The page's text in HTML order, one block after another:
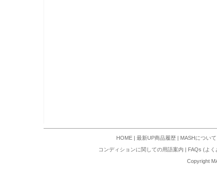
HOME | 最新UP商品履歴 | MASHについて
コンディションに関しての用語案内 | FAQs (よ
Copyright